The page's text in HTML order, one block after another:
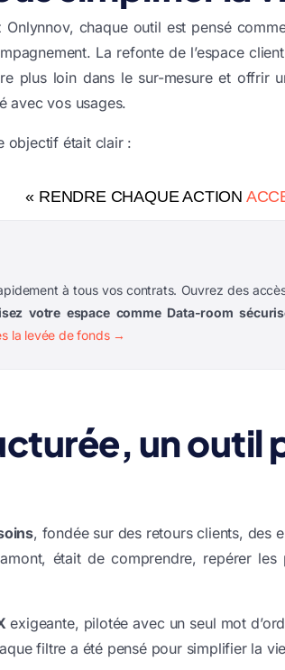
Onlynnov, chaque outil est pensé
La refonte de l’espace
plus loin dans le sur-mesure et offrir
avec vos usages.
objectif était clair :
« RENDRE CHAQUE ACTION
à tous vos contrats. Ouvrez des
votre espace comme Data-room
la levée de fonds →
un outil
, fondée sur des retours clients, des
amont, était de comprendre, repérer
exigeante, pilotée avec un seul mot
filtre a été pensé pour simplifier la